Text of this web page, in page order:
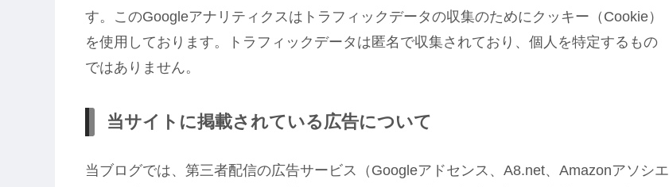
す。このGoogleアナリティクスはトラフィックデータの収集のためにクッキー（Cookie）
を使用しております。トラフィックデータは匿名で収集されており、個人を特定するもの
ではありません。
当サイトに掲載されている広告について
当ブログでは、第三者配信の広告サービス（Googleアドセンス、A8.net、Amazonアソシエ